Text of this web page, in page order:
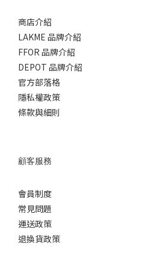
商店介紹
LAKME 品牌介紹
FFOR 品牌介紹
DEPOT 品牌介紹
官方部落格
隱私權政策
條款與細則
顧客服務
會員制度
常見問題
運送政策
退換貨政策